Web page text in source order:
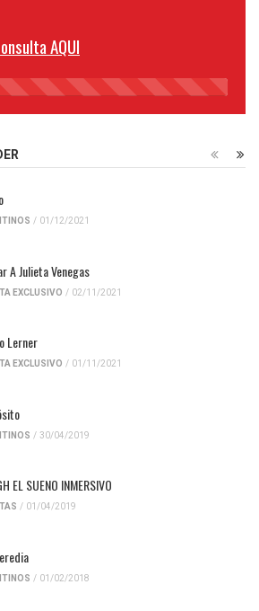
AQUI
45%
/ 01/12/2021
A Julieta Venegas
EXCLUSIVO / 02/11/2021
Lerner
EXCLUSIVO / 01/11/2021
/ 30/04/2019
EL SUENO INMERSIVO
/ 01/04/2019
/ 01/02/2018